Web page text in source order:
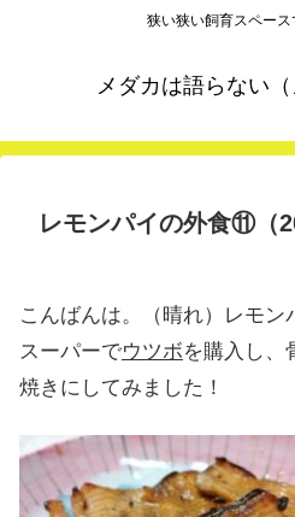
狭い狭い飼育スペース
メダカは語らない（
レモンパイの外食⑪（
こんばんは。（晴れ）レモ
スーパーでウツボを購入し、
焼きにしてみました！